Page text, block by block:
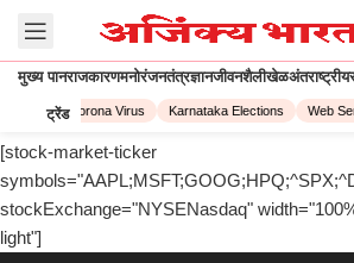
मुख्य पानराजकारणमनोरंजनतंत्रज्ञानजीवनशैलीखेळअंतराष्ट्रीय
ट्रेंडCorona Virus Karnataka Elections Web
[stock-market-ticker
stockExchange="NYSENasdaq"
light"]